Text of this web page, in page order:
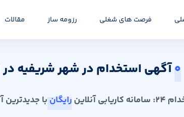
فرصت های شغلی رزومه ساز مقالات
0آگهی استخدام در شهر شریفیه در
آنلاین رایگان با